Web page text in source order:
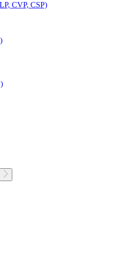
CVP, CSP)